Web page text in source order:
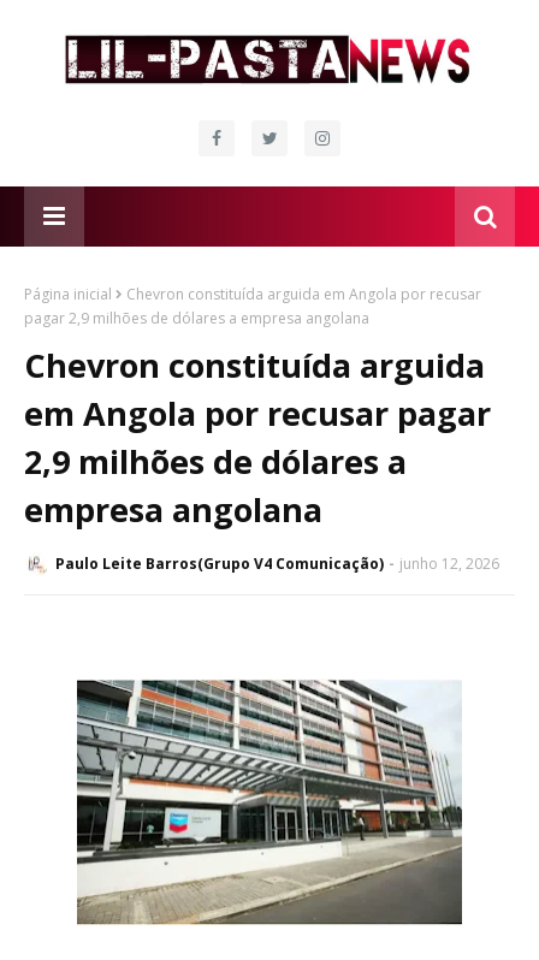
Página inicial
Chevron constituída arguida em Angola por recusar
pagar 2,9 milhões de dólares a empresa angolana
Chevron constituída arguida
em Angola por recusar pagar
2,9 milhões de dólares a
empresa angolana
Paulo Leite Barros(Grupo V4 Comunicação) junho 12, 2026